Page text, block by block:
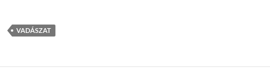
VADÁSZAT